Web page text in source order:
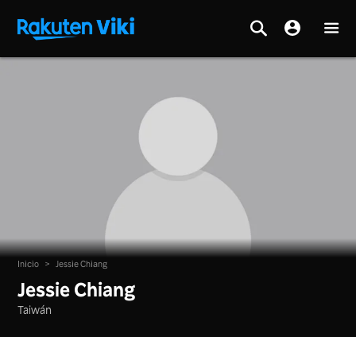
Inicio > Jessie Chiang
Jessie Chiang
Taiwán